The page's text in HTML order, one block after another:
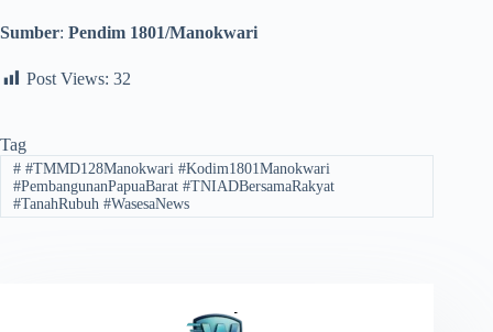
Sumber: Pendim 1801/Manokwari
Post Views: 32
Tag
##TMMD128Manokwari #Kodim1801Manokwari
#PembangunanPapuaBarat #TNIADBersamaRakyat
#TanahRubuh #WasesaNews